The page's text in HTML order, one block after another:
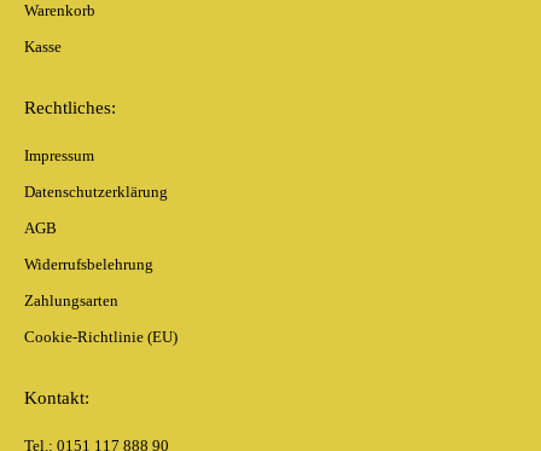
Warenkorb
Kasse
Rechtliches:
Impressum
Datenschutzerklärung
AGB
Widerrufsbelehrung
Zahlungsarten
Cookie-Richtlinie (EU)
Kontakt:
Tel.: 0151 117 888 90